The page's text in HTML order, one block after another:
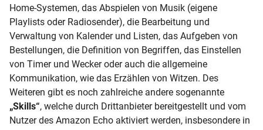
Home-Systemen, das Abspielen von Musik (eigene
Playlists oder Radiosender), die Bearbeitung und
Verwaltung von Kalender und Listen, das Aufgeben von
Bestellungen, die Definition von Begriffen, das Einstellen
von Timer und Wecker oder auch die allgemeine
Kommunikation, wie das Erzählen von Witzen. Des
Weiteren gibt es noch zahlreiche andere sogenannte
„Skills“, welche durch Drittanbieter bereitgestellt und vom
Nutzer des Amazon Echo aktiviert werden, insbesondere in